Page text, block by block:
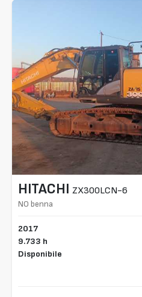
HITACHI ZX300LCN-6
NO benna
2017
9.733 h
Disponibile